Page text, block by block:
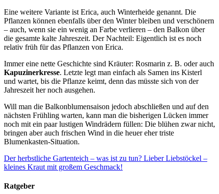
Eine weitere Variante ist Erica, auch Winterheide genannt. Die
Pflanzen können ebenfalls über den Winter bleiben und verschönern
– auch, wenn sie ein wenig an Farbe verlieren – den Balkon über
die gesamte kalte Jahreszeit. Der Nachteil: Eigentlich ist es noch
relativ früh für das Pflanzen von Erica.
Immer eine nette Geschichte sind Kräuter: Rosmarin z. B. oder auch
Kapuzinerkresse. Letzte legt man einfach als Samen ins Kisterl
und wartet, bis die Pflanze keimt, denn das müsste sich von der
Jahreszeit her noch ausgehen.
Will man die Balkonblumensaison jedoch abschließen und auf den
nächsten Frühling warten, kann man die bisherigen Lücken immer
noch mit ein paar lustigen Windrädern füllen: Die blühen zwar nicht,
bringen aber auch frischen Wind in die heuer eher triste
Blumenkasten-Situation.
Der herbstliche Gartenteich – was ist zu tun? Lieber Liebstöckel –
kleines Kraut mit großem Geschmack!
Ratgeber